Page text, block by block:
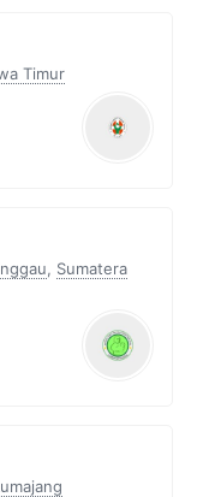
Timur
, Sumatera